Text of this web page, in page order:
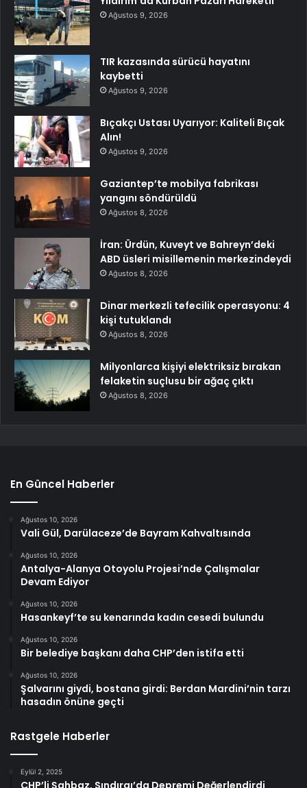
Ağustos 9, 2026
TIR kazasında sürücü hayatını
kaybetti
Ağustos 9, 2026
Bıçakçı Ustası Uyarıyor: Kaliteli Bıçak
Alın!
Ağustos 9, 2026
Gaziantep’te mobilya fabrikası
yangını söndürüldü
Ağustos 8, 2026
İran: Ürdün, Kuveyt ve Bahreyn’deki
ABD üsleri misillemenin merkezindeydi
Ağustos 8, 2026
Dinar merkezli tefecilik operasyonu: 4
kişi tutuklandı
Ağustos 8, 2026
Milyonlarca kişiyi elektriksiz bırakan
felaketin suçlusu bir ağaç çıktı
Ağustos 8, 2026
En Güncel Haberler
Ağustos 10, 2026
Vali Gül, Darülaceze’de Bayram Kahvaltısında
Ağustos 10, 2026
Antalya-Alanya Otoyolu Projesi’nde Çalışmalar
Devam Ediyor
Ağustos 10, 2026
Hasankeyf’te su kenarında kadın cesedi bulundu
Ağustos 10, 2026
Bir belediye başkanı daha CHP’den istifa etti
Ağustos 10, 2026
Şalvarını giydi, bostana girdi: Berdan Mardini’nin tarzı
hasadın önüne geçti
Rastgele Haberler
Eylül 2, 2025
CHP’li Şahbaz, Sındırgı’da Depremi Değerlendirdi